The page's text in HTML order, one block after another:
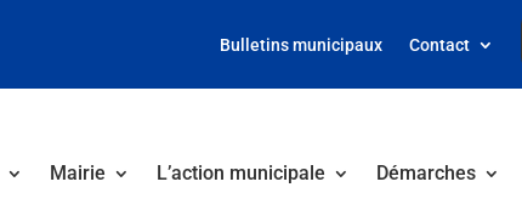
Bulletins municipaux Contact
Mairie L’action municipale Démarches